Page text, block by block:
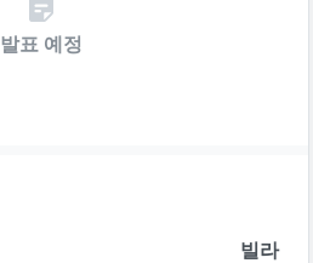
발표 예정
빌라